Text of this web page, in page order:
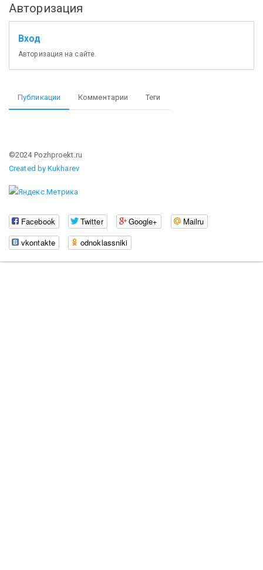
Авторизация
Вход
Авторизация на сайте.
Публикации Комментарии Теги
©2024 Pozhproekt.ru
Created by Kukharev
Facebook Twitter Google+
Mailru
vkontakte
odnoklassniki